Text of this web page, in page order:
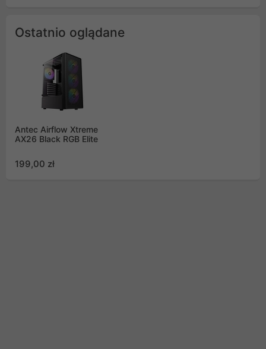
Ostatnio oglądane
Antec Airflow Xtreme
AX26 Black RGB Elite
199,00 zł